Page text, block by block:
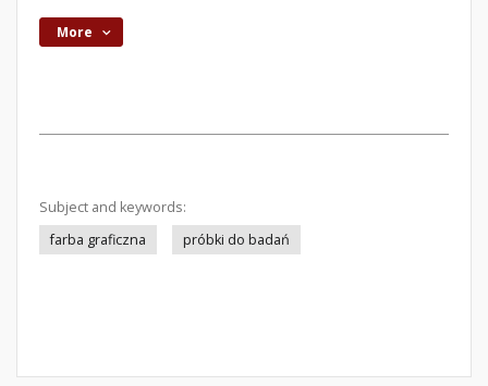
More
Subject and keywords:
farba graficzna
próbki do badań